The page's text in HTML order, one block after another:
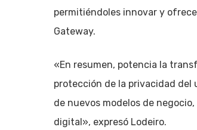
permitiéndoles innovar y
Gateway.
«En resumen, potencia la
protección de la privacidad del
de nuevos modelos de
digital», expresó Lodeiro.